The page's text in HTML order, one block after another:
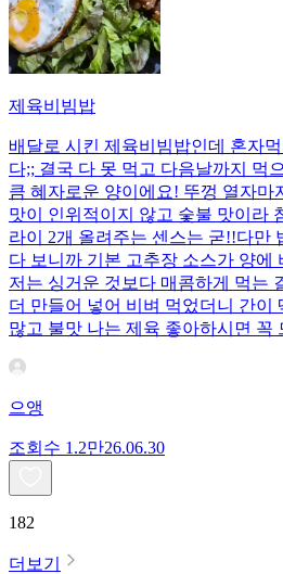
제육비빔밥
배달로 시킨 제육비빔밥인데 혼자
다;; 결국 다 못 먹고 다음날까지 먹
큼 혜자로운 양이에요! 뚜껑 열자마
맛이 인위적이지 않고 숯불 맛이라
라이 2개 올려주는 센스는 굳!! ​다만
다 보니까 기본 고추장 소스가 양에
저는 싱거운 것보다 매콤하게 먹는
더 만들어 넣어 비벼 먹었더니 간이
많고 불맛 나는 제육 좋아하시면 꼭
으앵
조회수 1.2만26.06.30
182
더보기